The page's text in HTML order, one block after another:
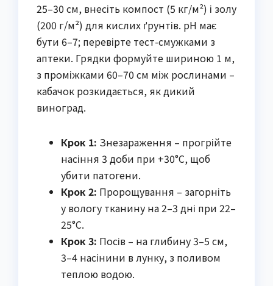
25–30 см, внесіть компост (5 кг/м²) і золу
(200 г/м²) для кислих ґрунтів. pH має
бути 6–7; перевірте тест-смужками з
аптеки. Грядки формуйте шириною 1 м,
з проміжками 60–70 см між рослинами –
кабачок розкидається, як дикий
виноград.
Крок 1: Знезараження – прогрійте
насіння 3 доби при +30°C, щоб
убити патогени.
Крок 2: Пророщування – загорніть
у вологу тканину на 2–3 дні при 22–
25°C.
Крок 3: Посів – на глибину 3–5 см,
3–4 насінини в лунку, з поливом
теплою водою.